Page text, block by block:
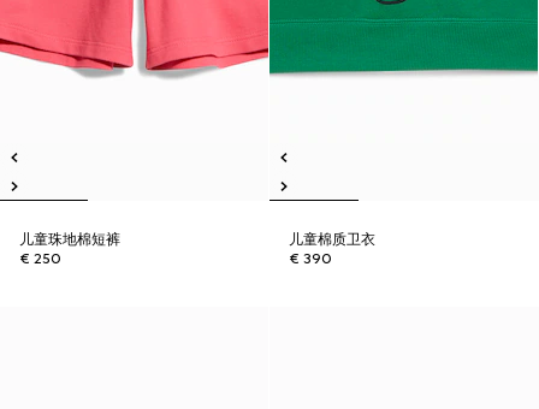
儿童珠地棉短裤
€ 250
儿童棉质卫衣
€ 390